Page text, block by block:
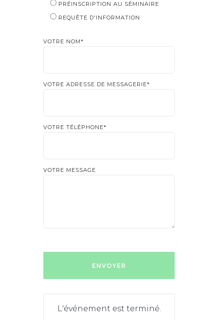
PRÉINSCRIPTION AU SÉMINAIRE
REQUÊTE D'INFORMATION
VOTRE NOM*
VOTRE ADRESSE DE MESSAGERIE*
VOTRE TÉLÉPHONE*
VOTRE MESSAGE
L'événement est terminé.